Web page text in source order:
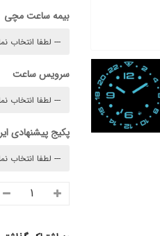
بیمه ساعت مچی
سرویس ساعت
پکیج پیشنهادی